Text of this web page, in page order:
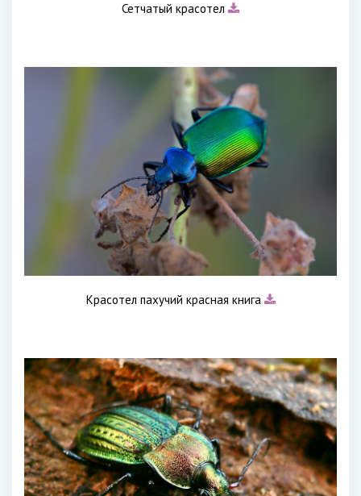
Сетчатый красотел
Красотел пахучий красная книга